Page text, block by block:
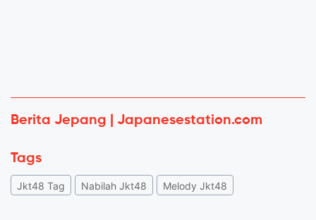
Berita Jepang | Japanesestation.com
Tags
Jkt48 Tag Nabilah Jkt48 Melody Jkt48